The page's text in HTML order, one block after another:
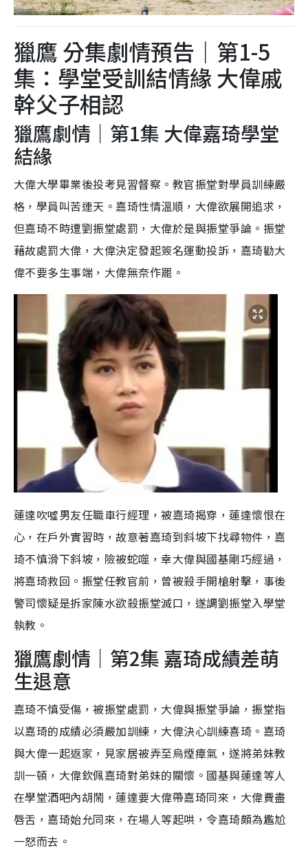
獵鷹 分集劇情預告｜第1-5
集：學堂受訓結情緣 大偉戚
幹父子相認
獵鷹劇情｜第1集 大偉嘉琦學堂
結緣
大偉大學畢業後投考見習督察。教官振堂對學員訓練嚴
格，學員叫苦連天。嘉琦性情溫順，大偉欲展開追求，
但嘉琦不時遭劉振堂處罰，大偉於是與振堂爭論。振堂
藉故處罰大偉，大偉決定發起簽名運動投訴，嘉琦勸大
偉不要多生事端，大偉無奈作罷。
蓮達吹噓男友任職車行經理，被嘉琦揭穿，蓮達懷恨在
心，在戶外實習時，故意著嘉琦到斜坡下找尋物件，嘉
琦不慎滑下斜坡，險被蛇噬，幸大偉與國基剛巧經過，
將嘉琦救回。振堂任教官前，曾被殺手開槍射擊，事後
警司懷疑是拆家陳水欲殺振堂滅口，遂調劉振堂入學堂
執教。
獵鷹劇情｜第2集 嘉琦成績差萌
生退意
嘉琦不慎受傷，被振堂處罰，大偉與振堂爭論，振堂指
以嘉琦的成績必須嚴加訓練，大偉決心訓練喜琦。嘉琦
與大偉一起返家，見家居被弄至烏煙瘴氣，遂將弟妹教
訓一頓，大偉欽佩嘉琦對弟妹的關懷。國基與蓮達等人
在學堂酒吧內胡鬧，蓮達要大偉帶嘉琦同來，大偉費盡
唇舌，嘉琦始允同來，在場人等起哄，令嘉琦頗為尷尬
一怒而去。